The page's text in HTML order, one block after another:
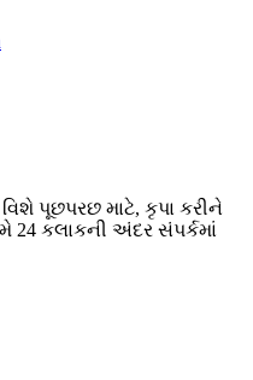
પૂછપરછ માટે, કૃપા કરીને
કલાકની અંદર સંપર્કમાં